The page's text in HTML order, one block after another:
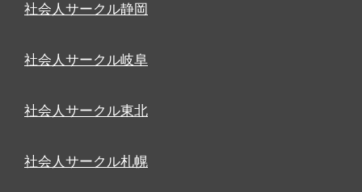
社会人サークル静岡
社会人サークル岐阜
社会人サークル東北
社会人サークル札幌